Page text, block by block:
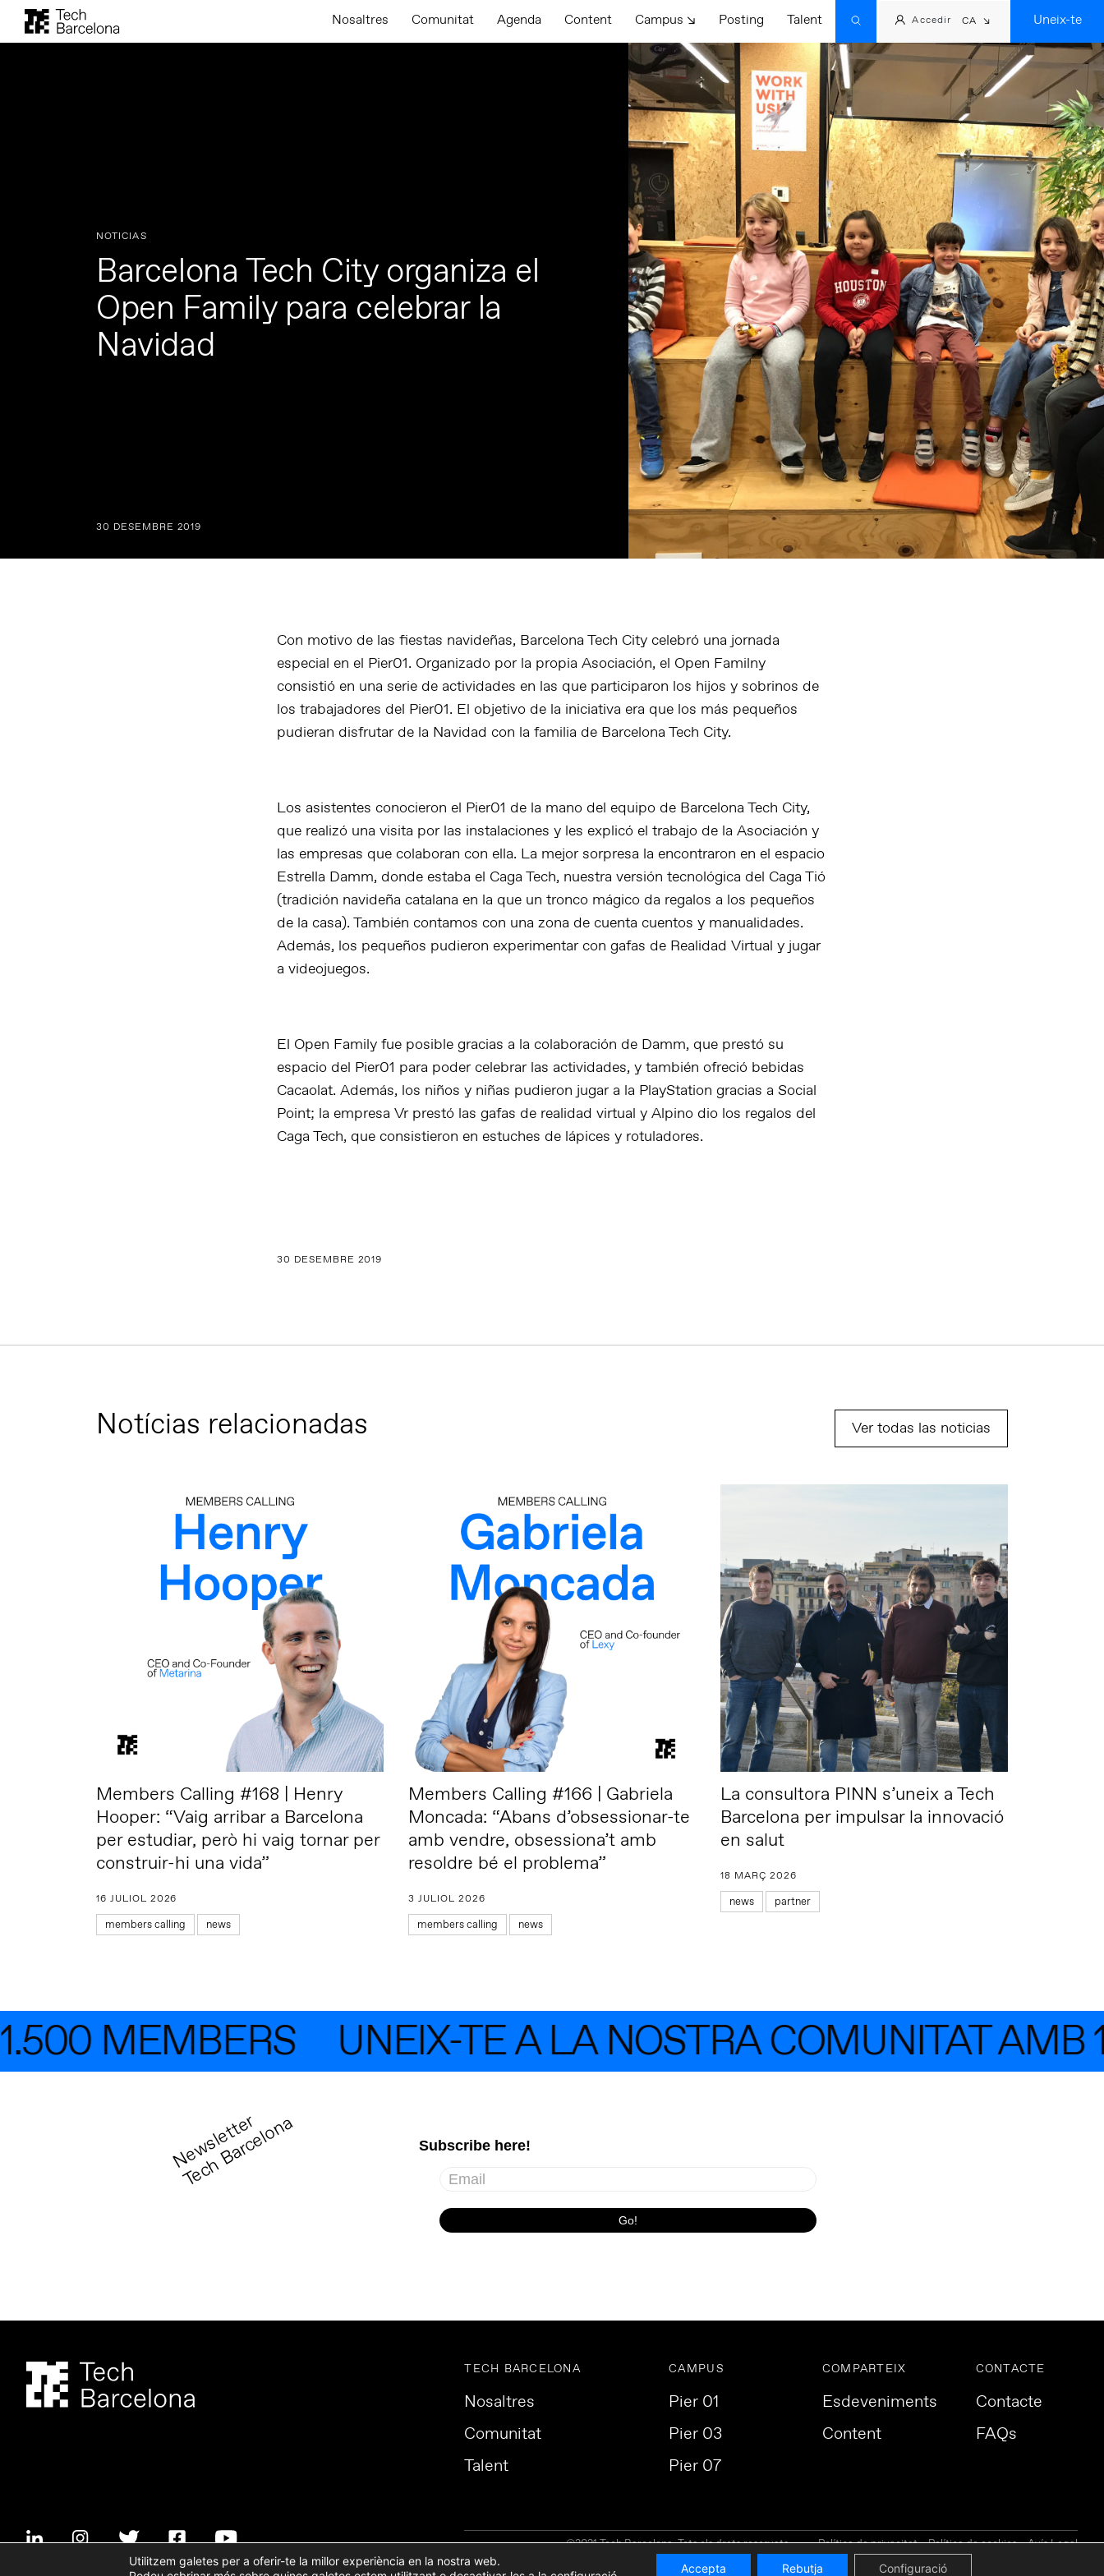
Nosaltres Comunitat Agenda Content Campus ↘ Posting Talent Accedir CA Uneix-te
30 DESEMBRE 2019
NOTICIAS
Barcelona Tech City organiza el
Open Family para celebrar la
Navidad
Con motivo de las fiestas navideñas, Barcelona Tech City celebró una jornada
especial en el Pier01. Organizado por la propia Asociación, el Open Familny
consistió en una serie de actividades en las que participaron los hijos y sobrinos de
los trabajadores del Pier01. El objetivo de la iniciativa era que los más pequeños
pudieran disfrutar de la Navidad con la familia de Barcelona Tech City.
Los asistentes conocieron el Pier01 de la mano del equipo de Barcelona Tech City,
que realizó una visita por las instalaciones y les explicó el trabajo de la Asociación y
las empresas que colaboran con ella. La mejor sorpresa la encontraron en el espacio
Estrella Damm, donde estaba el Caga Tech, nuestra versión tecnológica del Caga Tió
(tradición navideña catalana en la que un tronco mágico da regalos a los pequeños
de la casa). También contamos con una zona de cuenta cuentos y manualidades.
Además, los pequeños pudieron experimentar con gafas de Realidad Virtual y jugar
a videojuegos.
El Open Family fue posible gracias a la colaboración de Damm, que prestó su
espacio del Pier01 para poder celebrar las actividades, y también ofreció bebidas
Cacaolat. Además, los niños y niñas pudieron jugar a la PlayStation gracias a Social
Point; la empresa Vr prestó las gafas de realidad virtual y Alpino dio los regalos del
Caga Tech, que consistieron en estuches de lápices y rotuladores.
30 DESEMBRE 2019
Notícias relacionadas Ver todas las noticias
Members Calling #168 | Henry
Hooper: “Vaig arribar a Barcelona
per estudiar, però hi vaig tornar per
construir-hi una vida”
16 JULIOL 2026
members calling news
Members Calling #166 | Gabriela
Moncada: “Abans d’obsessionar-te
amb vendre, obsessiona’t amb
resoldre bé el problema”
3 JULIOL 2026
members calling news
La consultora PINN s’uneix a Tech
Barcelona per impulsar la innovació
en salut
18 MARÇ 2026
news partner
MEMBERS UNEIX-TE A LA NOSTRA COMUNITAT AMB
N
e
w
s
l
e
t
t
e
r
T
e
c
h
B
a
r
c
e
l
o
n
a
TECH BARCELONA
Nosaltres
Comunitat
Talent
CAMPUS
Pier 01
Pier 03
Pier 07
COMPARTEIX
Esdeveniments
Content
CONTACTE
Contacte
FAQs
©2021 Tech Barcelona. Tots els drets reservats. Política de privacitat Política de cookies
Avís Legal
Utilitzem galetes per a oferir-te la millor experiència en la nostra web.
Accepta Rebutja Configuració